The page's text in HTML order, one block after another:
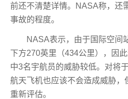
前还不清楚详情。NASA称，还
事故的程度。
NASA表示，由于国际空间
下方270英里（434公里），因
中3名宇航员的威胁较低。对将
航天飞机也应该不会造成威胁，
重新评估。